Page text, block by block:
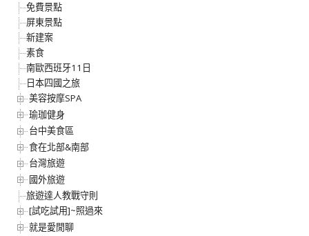
免費景點
屏東景點
新建案
素食
南歐西班牙11日
日本四國之旅
美容按摩SPA
瑜珈健身
台中美食區
食在北部&南部
台灣旅遊
國外旅遊
旅遊達人教戰守則
[試吃試用]~照過來
就是愛閒聊